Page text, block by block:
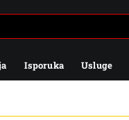
Isporuka Usluge